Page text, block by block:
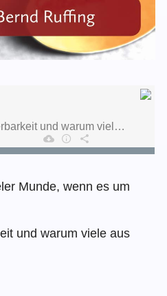
Munde, wenn es um
und warum viele aus